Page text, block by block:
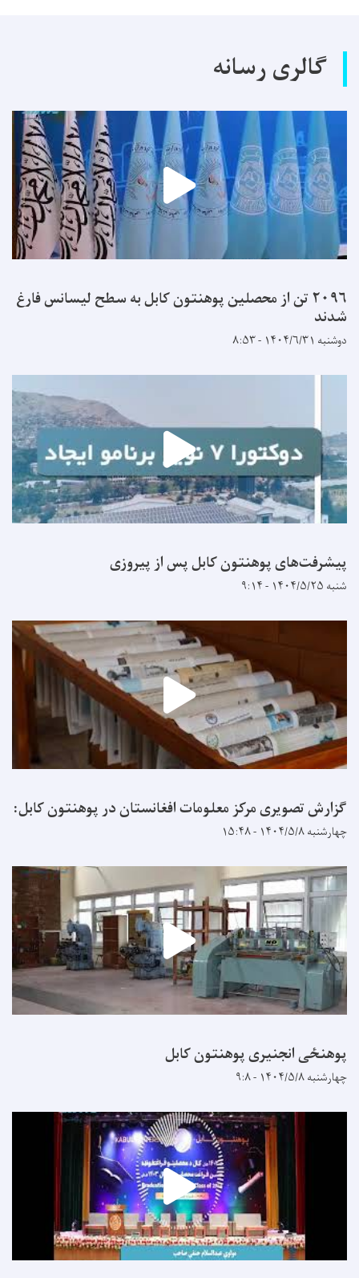
گالری رسانه
۲۰۹۶ تن از محصلین پوهنتون کابل به سطح لیسانس فارغ
شدند
دوشنبه ۱۴۰۴/۶/۳۱ - ۸:۵۳
پیشرفت‌های پوهنتون کابل پس از پیروزی
شنبه ۱۴۰۴/۵/۲۵ - ۹:۱۴
گزارش تصویری مرکز معلومات افغانستان در پوهنتون کابل:
چهارشنبه ۱۴۰۴/۵/۸ - ۱۵:۴۸
پوهنځی انجنیری پوهنتون کابل
چهارشنبه ۱۴۰۴/۵/۸ - ۹:۸